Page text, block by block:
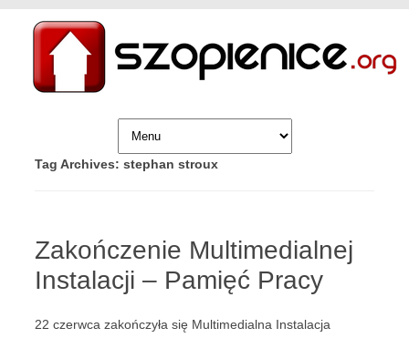
Skip to content
Tag Archives: stephan stroux
Zakończenie Multimedialnej
Instalacji – Pamięć Pracy
22 czerwca zakończyła się Multimedialna Instalacja